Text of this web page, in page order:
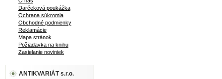
Darčeková poukážka
Ochrana súkromia
Obchodné podmienky
Reklamácie
Mapa stránok
Požiadavka na knihu
Zasielanie noviniek
ANTIKVARIÁT s.r.o.